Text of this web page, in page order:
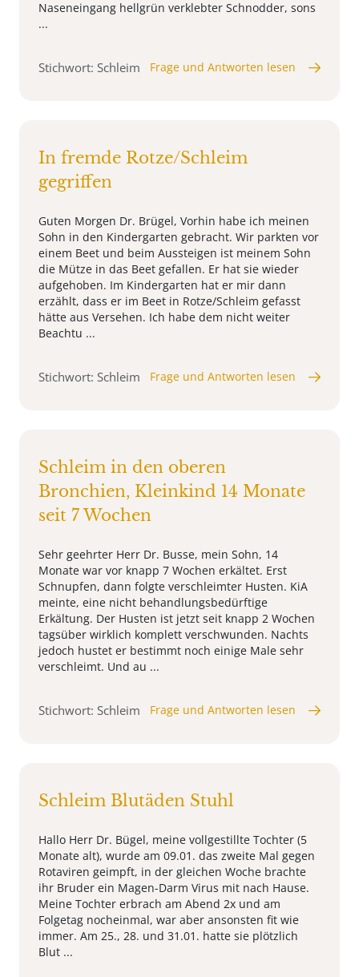
Naseneingang hellgrün verklebter Schnodder, sons
...
Stichwort: Schleim Frage und Antworten lesen
In fremde Rotze/Schleim
gegriffen
Guten Morgen Dr. Brügel, Vorhin habe ich meinen
Sohn in den Kindergarten gebracht. Wir parkten vor
einem Beet und beim Aussteigen ist meinem Sohn
die Mütze in das Beet gefallen. Er hat sie wieder
aufgehoben. Im Kindergarten hat er mir dann
erzählt, dass er im Beet in Rotze/Schleim gefasst
hätte aus Versehen. Ich habe dem nicht weiter
Beachtu ...
Stichwort: Schleim Frage und Antworten lesen
Schleim in den oberen
Bronchien, Kleinkind 14 Monate
seit 7 Wochen
Sehr geehrter Herr Dr. Busse, mein Sohn, 14
Monate war vor knapp 7 Wochen erkältet. Erst
Schnupfen, dann folgte verschleimter Husten. KiA
meinte, eine nicht behandlungsbedürftige
Erkältung. Der Husten ist jetzt seit knapp 2 Wochen
tagsüber wirklich komplett verschwunden. Nachts
jedoch hustet er bestimmt noch einige Male sehr
verschleimt. Und au ...
Stichwort: Schleim Frage und Antworten lesen
Schleim Blutäden Stuhl
Hallo Herr Dr. Bügel, meine vollgestillte Tochter (5
Monate alt), wurde am 09.01. das zweite Mal gegen
Rotaviren geimpft, in der gleichen Woche brachte
ihr Bruder ein Magen-Darm Virus mit nach Hause.
Meine Tochter erbrach am Abend 2x und am
Folgetag nocheinmal, war aber ansonsten fit wie
immer. Am 25., 28. und 31.01. hatte sie plötzlich
Blut ...